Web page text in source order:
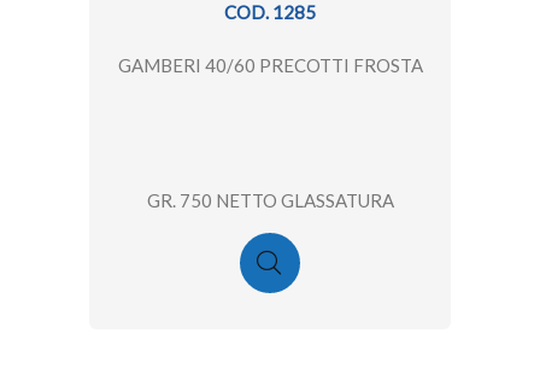
COD. 1285
GAMBERI 40/60 PRECOTTI FROSTA
GR. 750 NETTO GLASSATURA